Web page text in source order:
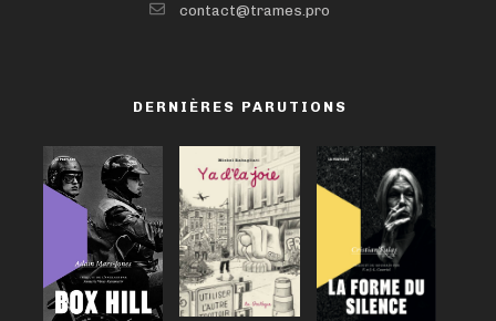
contact@trames.pro
DERNIÈRES PARUTIONS